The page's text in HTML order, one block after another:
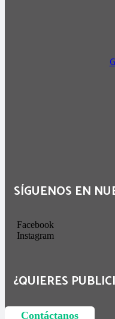
SÍGUENOS EN
Facebook
Instagram
¿QUIERES
Contáctanos